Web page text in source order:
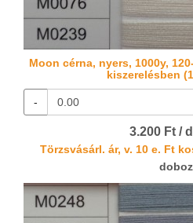
Moon cérna, nyers, 1000y,
kiszerelésben
-
3.200 Ft /
Törzsvásárl. ár, v. 10 e. Ft
doboz